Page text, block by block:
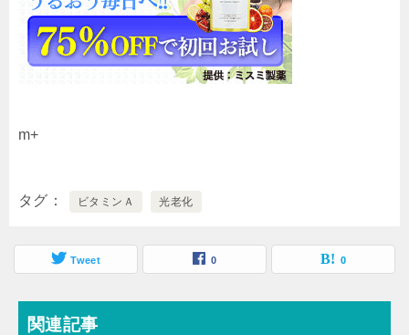
m+
タグ ビタミンＡ 光老化
Tweet 0 0
関連記事